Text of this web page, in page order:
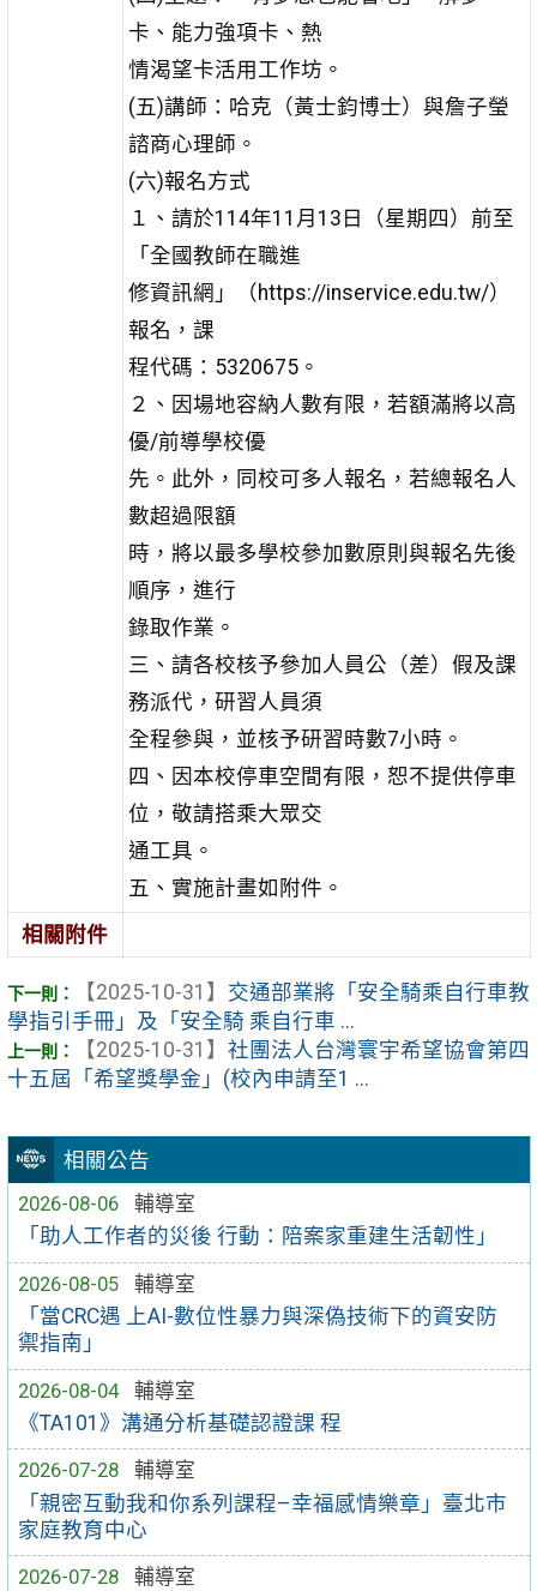
相關公告
2026-08-06
輔導室
「助人工作者的災後 行動：陪案家重建生活韌性」
2026-08-05
輔導室
「當CRC遇 上AI-數位性暴力與深偽技術下的資安防
禦指南」
2026-08-04
輔導室
《TA101》溝通分析基礎認證課 程
2026-07-28
輔導室
「親密互動我和你系列課程–幸福感情樂章」臺北市
家庭教育中心
2026-07-28
輔導室
卡、能力強項卡、熱
情渴望卡活用工作坊。
(五)講師：哈克（黃士鈞博士）與詹子瑩
諮商心理師。
(六)報名方式
１、請於114年11月13日（星期四）前至
「全國教師在職進
修資訊網」（https://inservice.edu.tw/）
報名，課
程代碼：5320675。
２、因場地容納人數有限，若額滿將以高
優/前導學校優
先。此外，同校可多人報名，若總報名人
數超過限額
時，將以最多學校參加數原則與報名先後
順序，進行
錄取作業。
三、請各校核予參加人員公（差）假及課
務派代，研習人員須
全程參與，並核予研習時數7小時。
四、因本校停車空間有限，恕不提供停車
位，敬請搭乘大眾交
通工具。
五、實施計畫如附件。
相關附件
【2025-10-31】 交通部業將「安全騎乘自行車教
學指引手冊」及「安全騎 乘自行車 ...
【2025-10-31】 社團法人台灣寰宇希望協會第四
十五屆「希望獎學金」(校內申請至1 ...